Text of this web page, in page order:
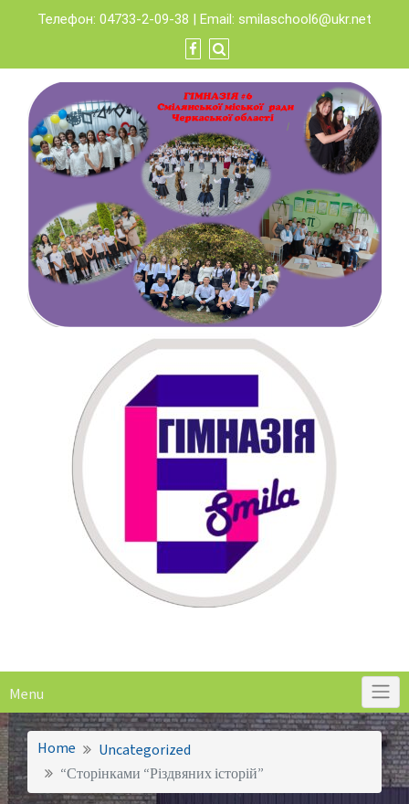
content
Телефон: 04733-2-09-38 | Email: smilaschool6@ukr.net
Menu
Home
Uncategorized
“Сторінками “Різдвяних історій”